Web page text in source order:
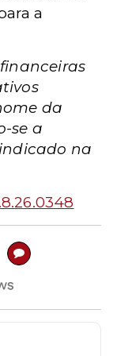
a
da
se a
na